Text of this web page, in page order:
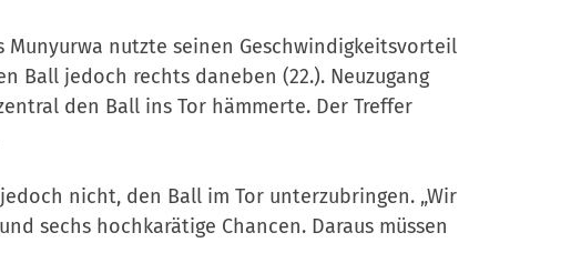
Munyurwa nutzte seinen Geschwindigkeitsvorteil
Ball jedoch rechts daneben (22.). Neuzugang
den Ball ins Tor hämmerte. Der Treffer
nicht, den Ball im Tor unterzubringen. „Wir
sechs hochkarätige Chancen. Daraus müssen